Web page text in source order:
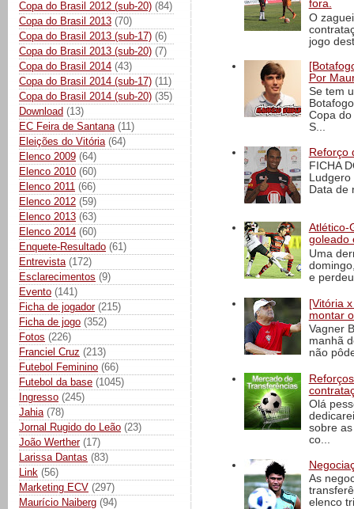
Copa do Brasil 2012 (sub-20) (84)
Copa do Brasil 2013 (70)
Copa do Brasil 2013 (sub-17) (6)
Copa do Brasil 2013 (sub-20) (7)
Copa do Brasil 2014 (43)
Copa do Brasil 2014 (sub-17) (11)
Copa do Brasil 2014 (sub-20) (35)
Download (13)
EC Feira de Santana (11)
Eleições do Vitória (64)
Elenco 2009 (64)
Elenco 2010 (60)
Elenco 2011 (66)
Elenco 2012 (59)
Elenco 2013 (63)
Elenco 2014 (60)
Enquete-Resultado (61)
Entrevista (172)
Esclarecimentos (9)
Evento (141)
Ficha de jogador (215)
Ficha de jogo (352)
Fotos (226)
Franciel Cruz (213)
Futebol Feminino (66)
Futebol da base (1045)
Ingresso (245)
Jahia (78)
Jornal Rugido do Leão (23)
João Werther (17)
Larissa Dantas (83)
Link (56)
Marketing ECV (297)
Maurício Naiberg (94)
fora.
O
jogo
Por
Se tem
Copa
S...
Reforço
FICHA
Data de
Atlético-
goleado
Uma
e
[Vitória
montar
Vagner
manhã
não
Olá
sobre
co...
As
elenco